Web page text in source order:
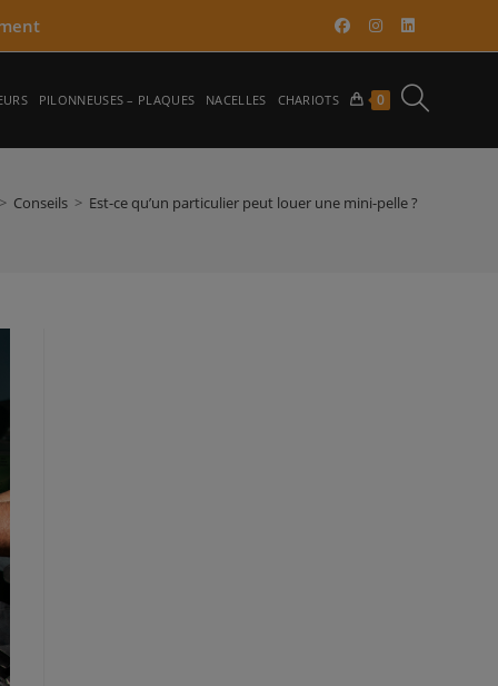
PILONNEUSES – PLAQUES NACELLES CHARIOTS 0 TOGGLE
WEBSITE
> Conseils > Est-ce qu’un particulier peut louer une mini-pelle ?